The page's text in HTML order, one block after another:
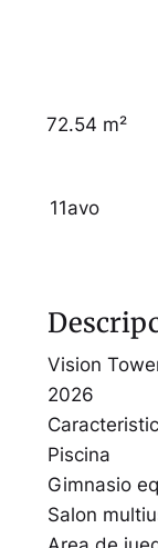
72.54 m²
11avo
Vision
2026
Piscina
Gimnasio
Salon